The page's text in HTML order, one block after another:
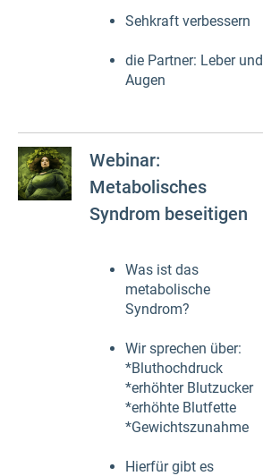
Sehkraft verbessern
die Partner: Leber und
Augen
Webinar:
Metabolisches
Syndrom beseitigen
Was ist das
metabolische
Syndrom?
Wir sprechen über:
*Bluthochdruck
*erhöhter Blutzucker
*erhöhte Blutfette
*Gewichtszunahme
Hierfür gibt es